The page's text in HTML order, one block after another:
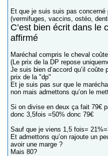
Et que je suis suis pas
(vermifuges, vaccins, ostéo,
C’est bien écrit dans le
affirmé
Maréchal compris le cheval
(Le prix de la DP repose
Je suis bien d’accord qu’il
prix de la "dp"
Et je suis pas sur que le
non mais admettons qu’on le
Si on divise en deux ça fait 79€
donc 3,5fois =50% donc 79€
Sauf que je viens 1,5 fois=
Et admettons qu’on rajoute un
avoir une marge ?
Mais 80?